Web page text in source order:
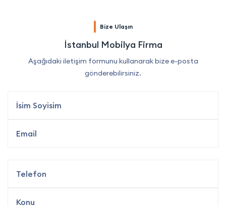
Bize Ulaşın
İstanbul Mobilya Firma
Aşağıdaki iletişim formunu kullanarak bize e-posta
gönderebilirsiniz.